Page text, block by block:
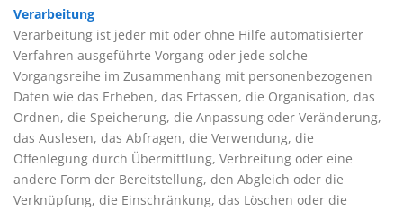
Verarbeitung
Verarbeitung ist jeder mit oder ohne Hilfe automatisierter
Verfahren ausgeführte Vorgang oder jede solche
Vorgangsreihe im Zusammenhang mit personenbezogenen
Daten wie das Erheben, das Erfassen, die Organisation, das
Ordnen, die Speicherung, die Anpassung oder Veränderung,
das Auslesen, das Abfragen, die Verwendung, die
Offenlegung durch Übermittlung, Verbreitung oder eine
andere Form der Bereitstellung, den Abgleich oder die
Verknüpfung, die Einschränkung, das Löschen oder die